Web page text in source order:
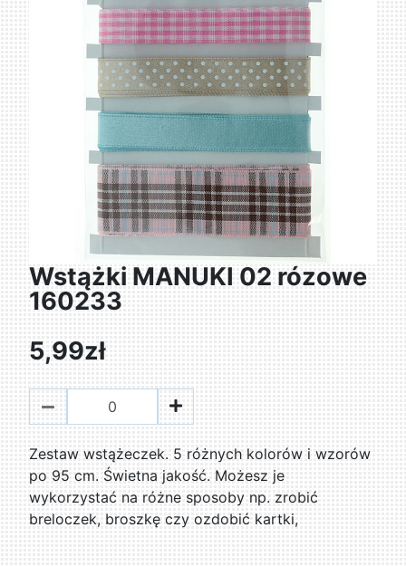
Wstążki MANUKI 02 rózowe
160233
5,99zł
Zestaw wstążeczek. 5 różnych kolorów i wzorów
po 95 cm. Świetna jakość. Możesz je
wykorzystać na różne sposoby np. zrobić
breloczek, broszkę czy ozdobić kartki,